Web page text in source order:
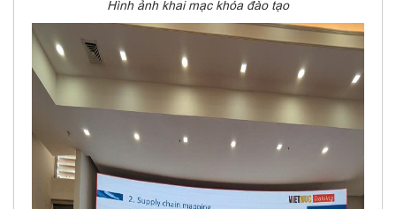
Hình ảnh khai mạc khóa đào tạo